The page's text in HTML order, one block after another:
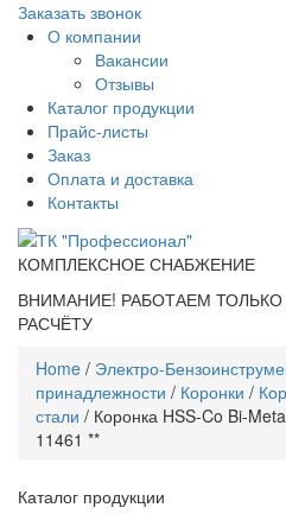
Заказать звонок
О компании
Вакансии
Отзывы
Каталог продукции
Прайс-листы
Заказ
Оплата и доставка
Контакты
КОМПЛЕКСНОЕ СНАБЖЕНИЕ
ВНИМАНИЕ! РАБОТАЕМ
РАСЧЁТУ
Home / Электро-
принадлежности / Коронки /
стали / Коронка HSS-Co Bi-
11461 **
Каталог продукции